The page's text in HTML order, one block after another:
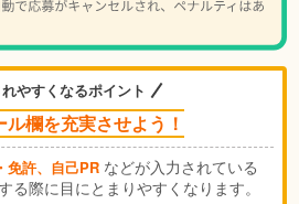
やすくなるポイント
ル欄を充実させよう！
免許、自己PR などが入力されている
る際に目にとまりやすくなります。